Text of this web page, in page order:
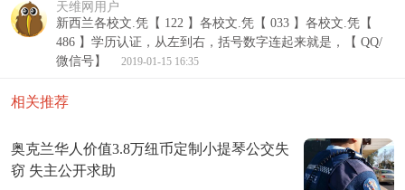
天维网用户
新西兰各校文.凭【 122 】各校文.凭【 033 】各校文.凭【
486 】学历认证，从左到右，括号数字连起来就是，【 QQ/
微信号】
2019-01-15 16:35
相关推荐
奥克兰华人价值3.8万纽币定制小提琴公交失
窃 失主公开求助